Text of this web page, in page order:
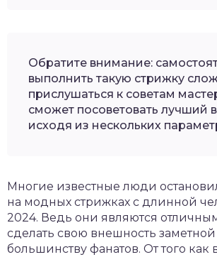
Обратите внимание:
выполнить такую стрижку
прислушаться к советам
сможет посоветовать лучший
исходя из нескольких
Многие известные люди
на модных стрижках с длинной
2024. Ведь они являются
сделать свою внешность
большинству фанатов. От того как